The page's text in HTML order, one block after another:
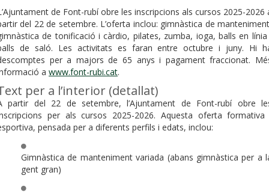
de Font-rubí obre les inscripcions als cursos 2025-2026
del 22 de setembre. L’oferta inclou: gimnàstica de
de tonificació i càrdio, pilates, zumba, ioga, balls en
de saló. Les activitats es faran entre octubre i juny. Hi
per a majors de 65 anys i pagament fraccionat.
a www.font-rubi.cat.
per a l’interior (detallat)
partir del 22 de setembre, l’Ajuntament de Font-rubí obre
per als cursos 2025-2026. Aquesta oferta
pensada per a diferents perfils i edats, inclou:
Gimnàstica de manteniment variada (abans gimnàstica per a
gent gran)